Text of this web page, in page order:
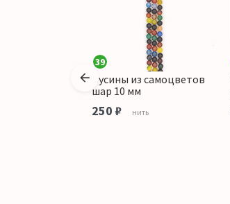
39
Бусины из самоцветов
шар 10 мм
250 ₽ нить